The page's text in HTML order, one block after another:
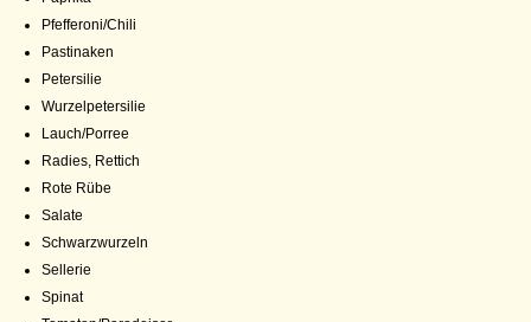
Pfefferoni/Chili
Pastinaken
Petersilie
Wurzelpetersilie
Lauch/Porree
Radies, Rettich
Rote Rübe
Salate
Schwarzwurzeln
Sellerie
Spinat